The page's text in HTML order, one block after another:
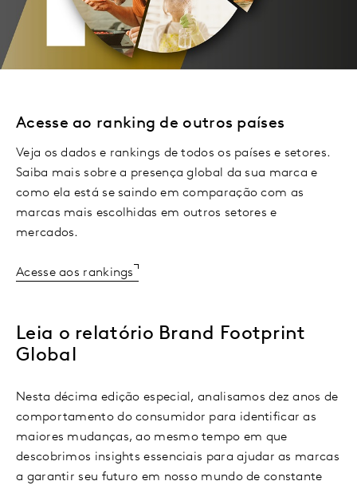
Acesse ao ranking de outros países
Veja os dados e rankings de todos os países e setores.
Saiba mais sobre a presença global da sua marca e
como ela está se saindo em comparação com as
marcas mais escolhidas em outros setores e
mercados.
Acesse aos rankings
Leia o relatório Brand Footprint
Global
Nesta décima edição especial, analisamos dez anos de
comportamento do consumidor para identificar as
maiores mudanças, ao mesmo tempo em que
descobrimos insights essenciais para ajudar as marcas
a garantir seu futuro em nosso mundo de constante